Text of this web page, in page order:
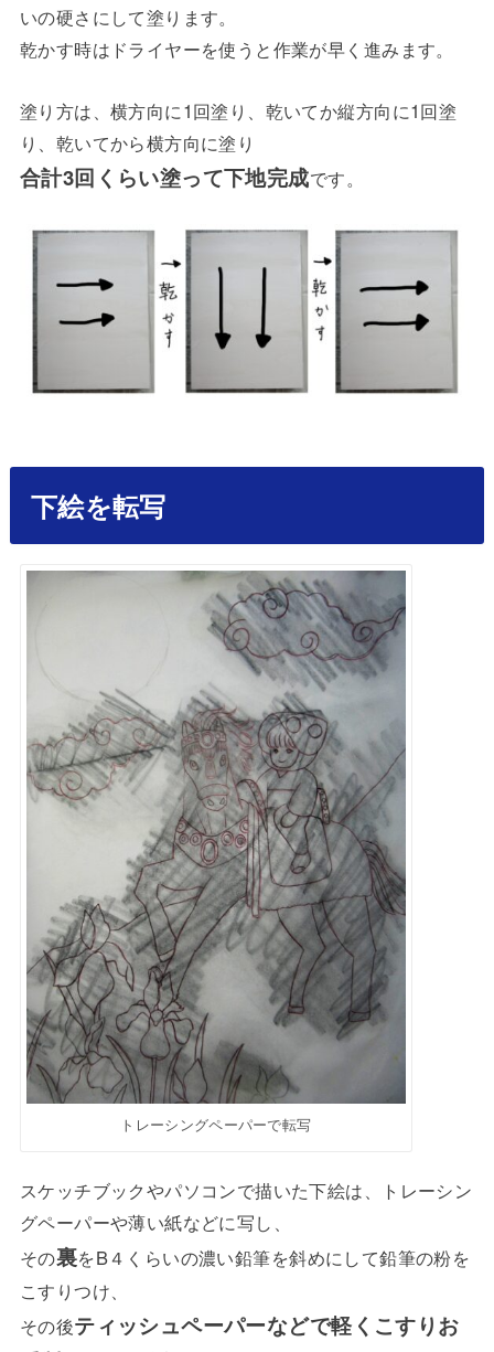
いの硬さにして塗ります。
乾かす時はドライヤーを使うと作業が早く進みます。
塗り方は、横方向に1回塗り、乾いてか縦方向に1回塗
り、乾いてから横方向に塗り
合計3回くらい塗って下地完成です。
下絵を転写
トレーシングペーパーで転写
スケッチブックやパソコンで描いた下絵は、トレーシン
グペーパーや薄い紙などに写し、
その裏をB４くらいの濃い鉛筆を斜めにして鉛筆の粉を
こすりつけ、
その後ティッシュペーパーなどで軽くこすりお